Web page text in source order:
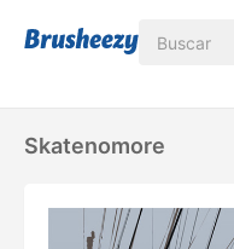
Skatenomore